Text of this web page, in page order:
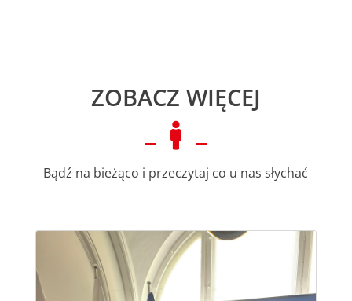
ZOBACZ WIĘCEJ

Bądź na bieżąco i przeczytaj co u nas słychać